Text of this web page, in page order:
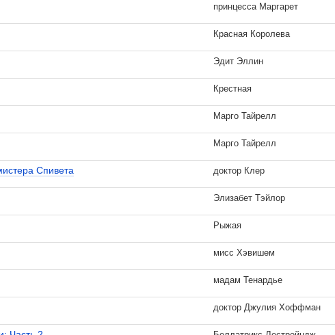
принцесса Маргарет
Красная Королева
Эдит Эллин
Крестная
Марго Тайрелл
Марго Тайрелл
Спивета доктор Клер
Элизабет Тэйлор
Рыжая
мисс Хэвишем
мадам Тенардье
доктор Джулия Хоффман